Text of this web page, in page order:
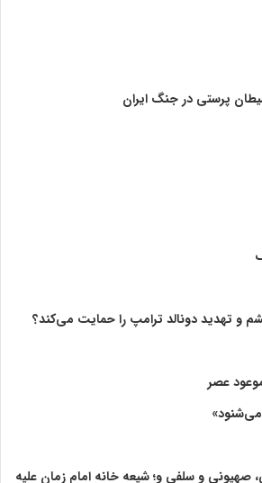
پرستی در جنگ ایران
و تهدید دونالد ترامپ را حمایت می‌کند؟
عصر
می‌شنود»
صهیونی و سلفی و؛ شیعه خانه امام زمان علیه